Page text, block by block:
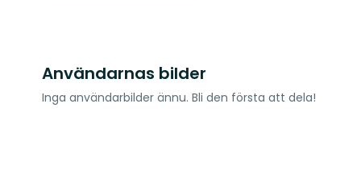
Användarnas bilder
Inga användarbilder ännu. Bli den första att dela!